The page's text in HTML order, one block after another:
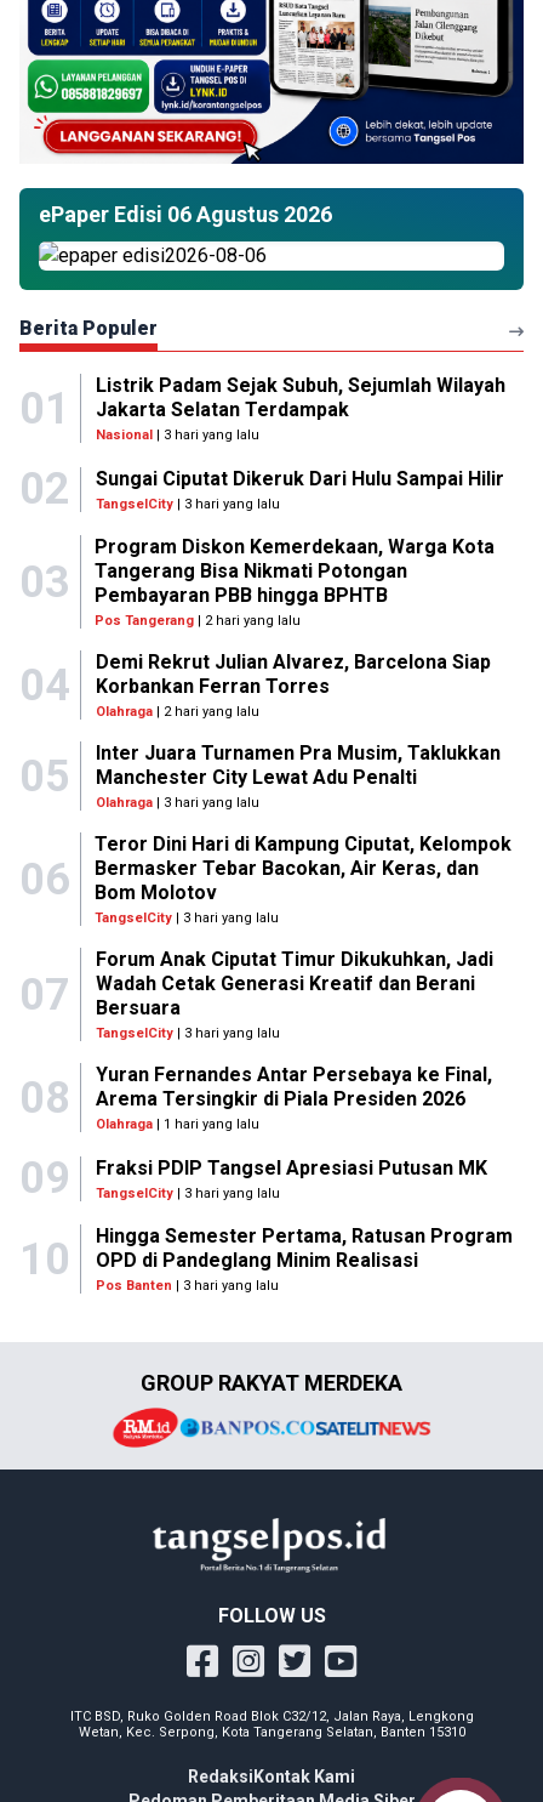
ePaper Edisi 06 Agustus 2026
Berita Populer
01
Listrik Padam Sejak Subuh, Sejumlah Wilayah
Jakarta Selatan Terdampak
Nasional| 3 hari yang lalu
02 Sungai Ciputat Dikeruk Dari Hulu Sampai Hilir
TangselCity | 3 hari yang lalu
03
Program Diskon Kemerdekaan, Warga Kota
Tangerang Bisa Nikmati Potongan
Pembayaran PBB hingga BPHTB
Pos Tangerang | 2 hari yang lalu
04
Demi Rekrut Julian Alvarez, Barcelona Siap
Korbankan Ferran Torres
Olahraga| 2 hari yang lalu
05
Inter Juara Turnamen Pra Musim, Taklukkan
Manchester City Lewat Adu Penalti
Olahraga| 3 hari yang lalu
06
Teror Dini Hari di Kampung Ciputat, Kelompok
Bermasker Tebar Bacokan, Air Keras, dan
Bom Molotov
TangselCity | 3 hari yang lalu
07
Forum Anak Ciputat Timur Dikukuhkan, Jadi
Wadah Cetak Generasi Kreatif dan Berani
Bersuara
TangselCity| 3 hari yang lalu
08
Yuran Fernandes Antar Persebaya ke Final,
Arema Tersingkir di Piala Presiden 2026
Olahraga| 1 hari yang lalu
09 Fraksi PDIP Tangsel Apresiasi Putusan MK
TangselCity | 3 hari yang lalu
10
Hingga Semester Pertama, Ratusan Program
OPD di Pandeglang Minim Realisasi
Pos Banten | 3 hari yang lalu
GROUP RAKYAT MERDEKA
FOLLOW US
ITC BSD, Ruko Golden Road Blok C32/12, Jalan Raya, Lengkong
Wetan, Kec. Serpong, Kota Tangerang Selatan, Banten 15310
Redaksi Kontak Kami